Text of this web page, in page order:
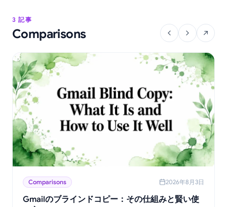
3 記事
Comparisons
Comparisons 2026年8月3日
Gmailのブラインドコピー：その仕組みと賢い使